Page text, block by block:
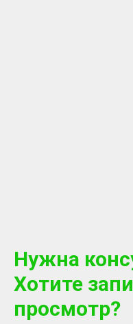
Нужна
Хотите
просмотр?